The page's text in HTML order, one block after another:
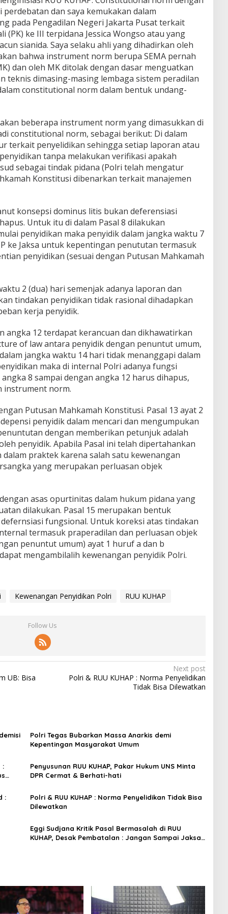
dan saya kemukakan dalam
pada Pengadilan Negeri Jakarta Pusat terkait
(PK) ke III terpidana Jessica Wongso atau yang
sianida. Saya selaku ahli yang dihadirkan oleh
bahwa instrument norm berupa SEMA pernah
dan oleh MK ditolak dengan dasar menguatkan
teknis dimasing-masing lembaga sistem peradilan
constitutional norm dalam bentuk undang-
beberapa instrument norm yang dimasukkan di
constitutional norm, sebagai berikut: Di dalam
terkait penyelidikan sehingga setiap laporan atau
tanpa melakukan verifikasi apakah
sebagai tindak pidana (Polri telah mengatur
Konstitusi dibenarkan terkait manajemen
konsepsi dominus litis bukan deferensiasi
Untuk itu di dalam Pasal 8 dilakukan
penyidikan maka penyidik dalam jangka waktu 7
ke Jaksa untuk kepentingan penututan termasuk
penyidikan (sesuai dengan Putusan Mahkamah
2 (dua) hari semenjak adanya laporan dan
tindakan penyidikan tidak rasional dihadapkan
kerja penyidik.
angka 12 terdapat kerancuan dan dikhawatirkan
of law antara penyidik dengan penuntut umum,
jangka waktu 14 hari tidak menanggapi dalam
maka di internal Polri adanya fungsi
8 sampai dengan angka 12 harus dihapus,
instrument norm.
Putusan Mahkamah Konstitusi. Pasal 13 ayat 2
penyidik dalam mencari dan mengumpukan
dengan memberikan petunjuk adalah
penyidik. Apabila Pasal ini telah dipertahankan
praktek karena salah satu kewenangan
yang merupakan perluasan objek
asas opurtinitas dalam hukum pidana yang
dilakukan. Pasal 15 merupakan bentuk
fungsional. Untuk koreksi atas tindakan
termasuk praperadilan dan perluasan objek
penuntut umum) ayat 1 huruf a dan b
mengambilalih kewenangan penyidik Polri.
Kewenangan Penyidikan Polri RUU KUHAP
Follow Us
UB: Bisa
Next post
Polri & RUU KUHAP : Norma Penyelidikan
Tidak Bisa Dilewatkan
Polri Tegas Bubarkan Massa Anarkis demi
Kepentingan Masyarakat Umum
:
Penyusunan RUU KUHAP, Pakar Hukum UNS Minta
DPR Cermat & Berhati-hati
:
Polri & RUU KUHAP : Norma Penyelidikan Tidak Bisa
Dilewatkan
Eggi Sudjana Kritik Pasal Bermasalah di RUU
KUHAP, Desak Pembatalan : Jangan Sampai Jaksa